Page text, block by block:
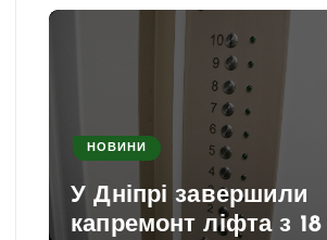
НОВИНИ
У Дніпрі завершили
капремонт ліфта з